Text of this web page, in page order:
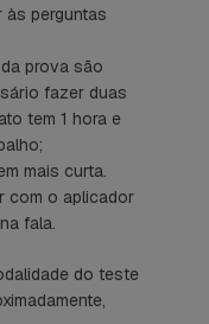
perguntas
prova são
fazer duas
tem 1 hora e
mais curta.
com o aplicador
fala.
do teste